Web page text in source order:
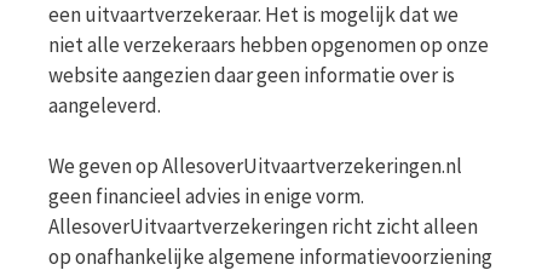
een uitvaartverzekeraar. Het is mogelijk dat we
niet alle verzekeraars hebben opgenomen op onze
website aangezien daar geen informatie over is
aangeleverd.
We geven op AllesoverUitvaartverzekeringen.nl
geen financieel advies in enige vorm.
AllesoverUitvaartverzekeringen richt zicht alleen
op onafhankelijke algemene informatievoorziening